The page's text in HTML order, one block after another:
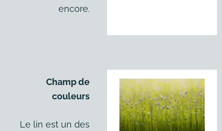
encore.
Champ de
couleurs
Le lin est un des